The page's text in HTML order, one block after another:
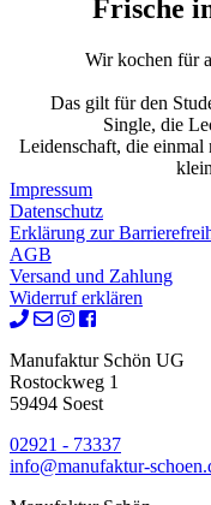
Frische
Wir kochen für
Das gilt für den
Single, die
Leidenschaft, die
Impressum
Datenschutz
Erklärung zur
AGB
Versand und Zahlung
Widerruf erklären
Manufaktur Schön UG
Rostockweg 1
59494 Soest
02921 - 73337
info@manufaktur-